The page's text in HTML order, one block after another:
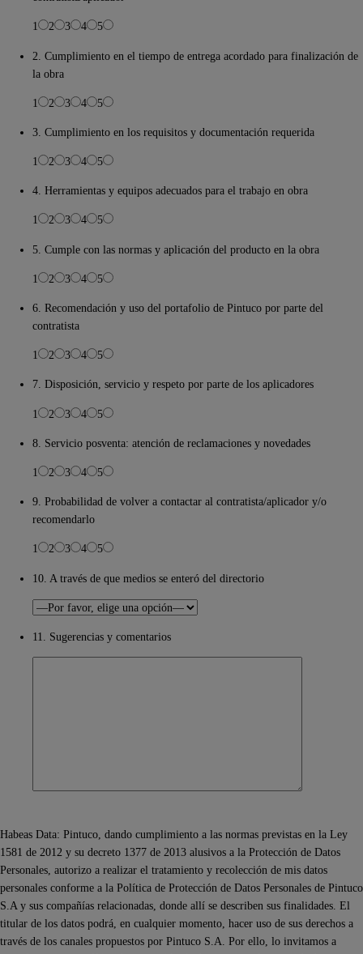
1 2 3 4 5
2. Cumplimiento en el tiempo de entrega acordado para finalización de
la obra
1 2 3 4 5
3. Cumplimiento en los requisitos y documentación requerida
1 2 3 4 5
4. Herramientas y equipos adecuados para el trabajo en obra
1 2 3 4 5
5. Cumple con las normas y aplicación del producto en la obra
1 2 3 4 5
6. Recomendación y uso del portafolio de Pintuco por parte del
contratista
1 2 3 4 5
7. Disposición, servicio y respeto por parte de los aplicadores
1 2 3 4 5
8. Servicio posventa: atención de reclamaciones y novedades
1 2 3 4 5
9. Probabilidad de volver a contactar al contratista/aplicador y/o
recomendarlo
1 2 3 4 5
10. A través de que medios se enteró del directorio
11. Sugerencias y comentarios
Habeas Data: Pintuco, dando cumplimiento a las normas previstas en la Ley
1581 de 2012 y su decreto 1377 de 2013 alusivos a la Protección de Datos
Personales, autorizo a realizar el tratamiento y recolección de mis datos
personales conforme a la Política de Protección de Datos Personales de Pintuco
S.A y sus compañías relacionadas, donde allí se describen sus finalidades. El
titular de los datos podrá, en cualquier momento, hacer uso de sus derechos a
través de los canales propuestos por Pintuco S.A. Por ello, lo invitamos a